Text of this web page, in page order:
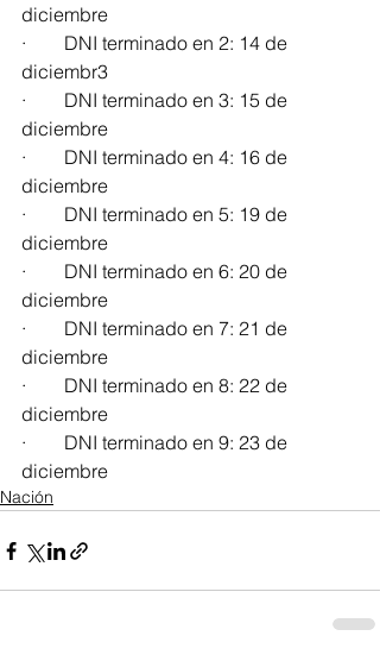
diciembre
·        DNI terminado en 2: 14 de
diciembr3
·        DNI terminado en 3: 15 de
diciembre
·        DNI terminado en 4: 16 de
diciembre
·        DNI terminado en 5: 19 de
diciembre
·        DNI terminado en 6: 20 de
diciembre
·        DNI terminado en 7: 21 de
diciembre
·        DNI terminado en 8: 22 de
diciembre
·        DNI terminado en 9: 23 de
diciembre
Nación